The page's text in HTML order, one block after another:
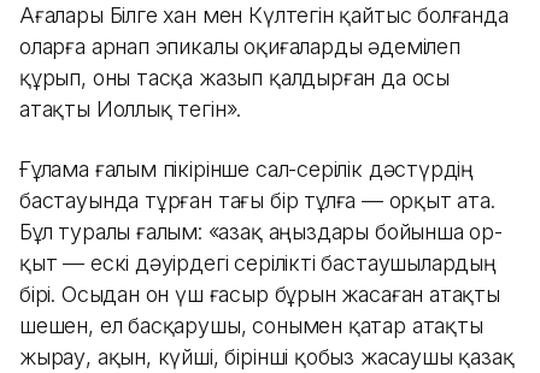
Ағалары Білге хан мен Күлтегін қайтыс болғанда
оларға арнап эпикалы оқиғаларды әдемілеп
құрып, оны тасқа жазып қалдырған да осы
атақты Иоллық тегін».
Ғұлама ғалым пікірінше сал-серілік дәстүрдің
бастауында тұрған тағы бір тұлға — Қорқыт ата.
Бұл туралы ғалым: «Қазақ аңыздары бойынша Қор­
қыт — ескі дәуірдегі серілікті бастау­шы­лар­дың
бірі. Осыдан он үш ғасыр бұрын жасаған атақты
шешен, ел басқарушы, сонымен қатар атақты
жырау, ақын, күйші, бірінші қобыз жасаушы қазақ